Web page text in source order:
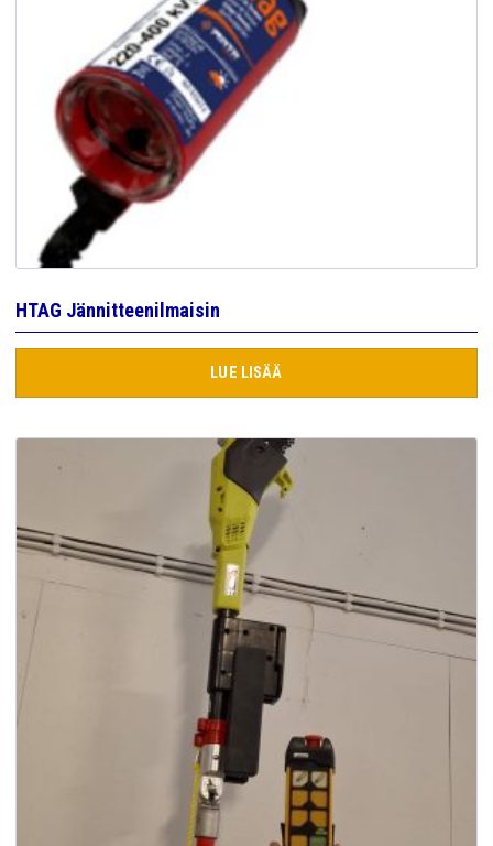
HTAG Jännitteenilmaisin
LUE LISÄÄ